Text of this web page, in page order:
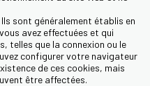
sont généralement établis en
avez effectuées et qui
telles que la connexion ou le
configurer votre navigateur
de ces cookies, mais
être affectées.